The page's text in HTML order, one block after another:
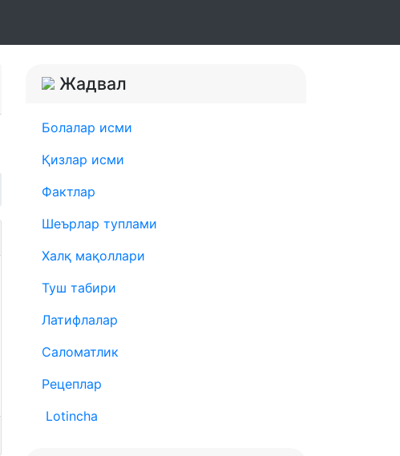
Жадвал
Болалар исми
Қизлар исми
Фактлар
Шеърлар туплами
Халқ мақоллари
Туш табири
Латифлалар
Саломатлик
Рецеплар
Lotincha